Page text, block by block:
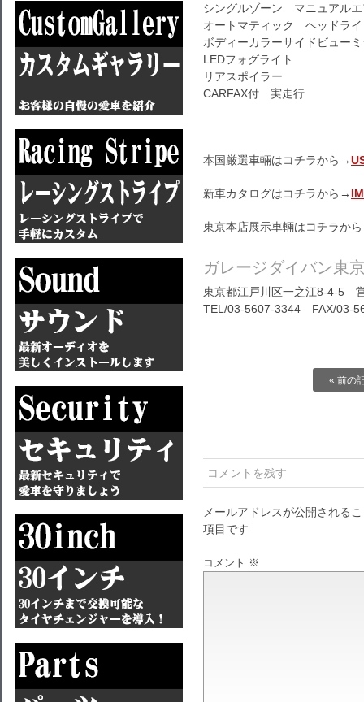
シングルゾーン マニュアル
オートマティック ヘッドライ
ボディーカラーサイドビュー
LEDフォグライト
リアスポイラー
CARFAX付 実走行
本国厳選車輛はコチラから→
新車カタログはコチラから→
東京本店展示車輛はコチラか
ガレージダイバン東
東京都江戸川区一之江8-4-5
TEL/03-5607-3344 FAX/03-
« 前の
コメントを残す
メールアドレスが公開される
項目です
コメント ※